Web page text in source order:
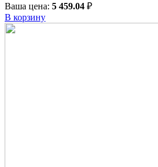
Ваша цена: 5 459.04 ₽
В корзину